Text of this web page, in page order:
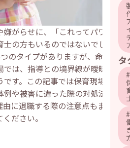
タ
#
#
がらせに、「これってパワハラ
の方もいるのではないでしょう
のタイプがありますが、命を預
では、指導との境界線が曖昧に感
す。この記事では保育現場で起
や被害に遭った際の対処法を解
に退職する際の注意点もまとめ
ださい。